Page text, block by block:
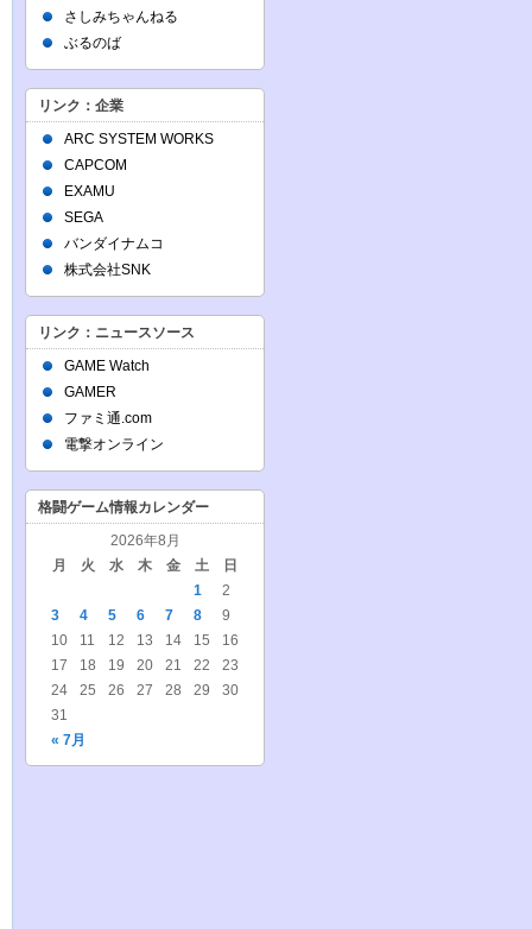
さしみちゃんねる
ぶるのば
リンク：企業
ARC SYSTEM WORKS
CAPCOM
EXAMU
SEGA
バンダイナムコ
株式会社SNK
リンク：ニュースソース
GAME Watch
GAMER
ファミ通.com
電撃オンライン
格闘ゲーム情報カレンダー
2026年8月
月
火 水 木 金 土 日
« 7月
1
2
3
4 5 6 7 8
9
10
11 12 13 14 15
16
17
18 19 20 21 22
23
24
25 26 27 28 29
30
31